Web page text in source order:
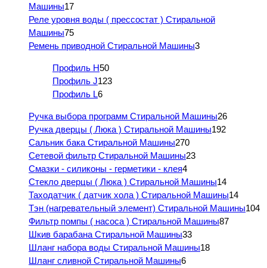
Машины17
Реле уровня воды ( прессостат ) Стиральной
Машины75
Ремень приводной Стиральной Машины3
Профиль H50
Профиль J123
Профиль L6
Ручка выбора программ Стиральной Машины26
Ручка дверцы ( Люка ) Стиральной Машины192
Сальник бака Стиральной Машины270
Сетевой фильтр Стиральной Машины23
Смазки - силиконы - герметики - клея4
Стекло дверцы ( Люка ) Стиральной Машины14
Таходатчик ( датчик хола ) Стиральной Машины14
Тэн (нагревательный элемент) Стиральной Машины104
Фильтр помпы ( насоса ) Стиральной Машины87
Шкив барабана Стиральной Машины33
Шланг набора воды Стиральной Машины18
Шланг сливной Стиральной Машины6